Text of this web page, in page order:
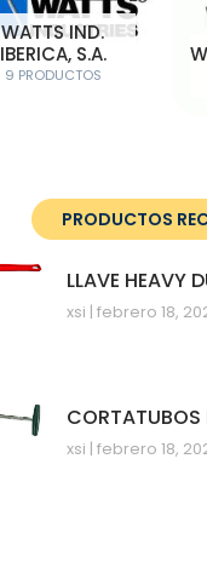
WATTS IND.
IBERICA, S.A.
9 PRODUCTOS
PRODUCTOS
LLAVE HEAVY
xsi febrero 18,
CORTATUBOS
xsi febrero 18,